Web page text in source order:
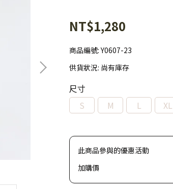
NT$1,280
商品編號:Y0607-23
供貨狀況: 尚有庫存
尺寸
S
M L XL
此商品參與的優惠活動
加購價